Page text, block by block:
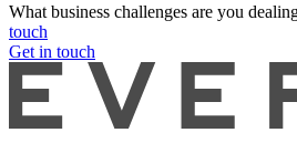
What business challenges are you
touch
Get in touch